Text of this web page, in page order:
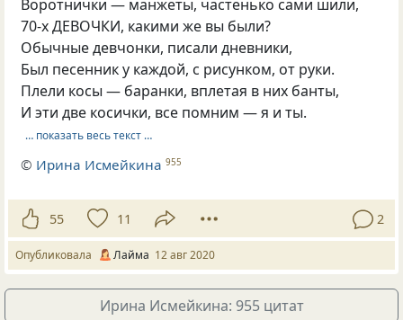
Воротнички — манжеты, частенько сами шили,
70-х ДЕВОЧКИ, какими же вы были?
Обычные девчонки, писали дневники,
Был песенник у каждой, с рисунком, от руки.
Плели косы — баранки, вплетая в них банты,
И эти две косички, все помним — я и ты.
… показать весь текст …
© Ирина Исмейкина 955
55 11 2
Опубликовала Лайма 12 авг 2020
Ирина Исмейкина: 955 цитат